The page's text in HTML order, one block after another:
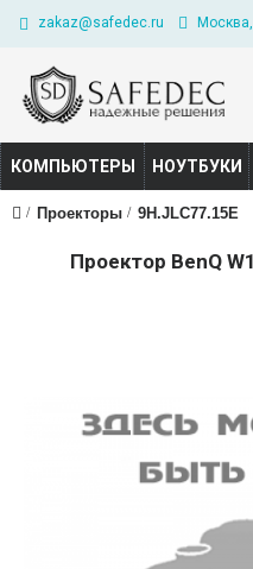
zakaz@safedec.ru
КОМПЬЮТЕРЫ НОУТБУКИ
Проекторы 9H.JLC77.15E
Проектор BenQ